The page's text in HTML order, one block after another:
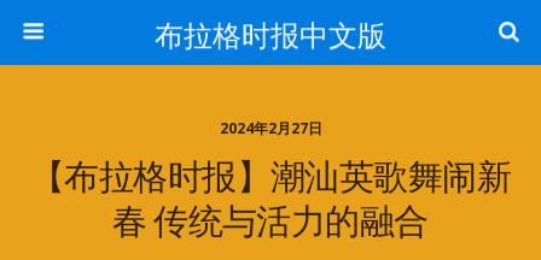
布拉格时报中文版
2024年2月27日
【布拉格时报】潮汕英歌舞闹新
春 传统与活力的融合